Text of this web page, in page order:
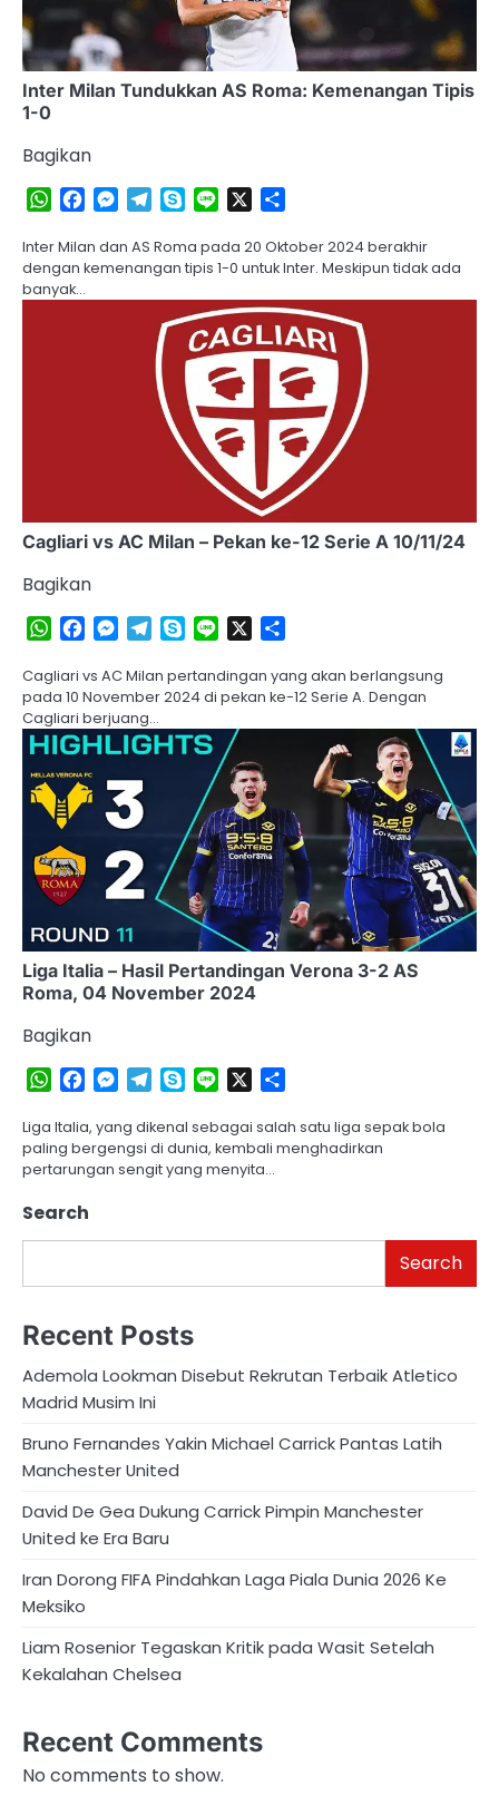
Inter Milan Tundukkan AS Roma: Kemenangan Tipis
1-0
Bagikan
WhatsApp
Facebook
Messenger
Telegram
SkypeLine
Inter Milan dan AS Roma pada 20 Oktober 2024 berakhir
dengan kemenangan tipis 1-0 untuk Inter. Meskipun tidak ada
banyak…
Cagliari vs AC Milan – Pekan ke-12 Serie A 10/11/24
Bagikan
WhatsApp
Facebook
Messenger
Telegram
SkypeLine
Cagliari vs AC Milan pertandingan yang akan berlangsung
pada 10 November 2024 di pekan ke-12 Serie A. Dengan
Cagliari berjuang…
Liga Italia – Hasil Pertandingan Verona 3-2 AS
Roma, 04 November 2024
Bagikan
WhatsApp
Facebook
Messenger
Telegram
SkypeLine
Liga Italia, yang dikenal sebagai salah satu liga sepak bola
paling bergengsi di dunia, kembali menghadirkan
pertarungan sengit yang menyita…
Search
Search
Recent Posts
Ademola Lookman Disebut Rekrutan Terbaik Atletico
Madrid Musim Ini
Bruno Fernandes Yakin Michael Carrick Pantas Latih
Manchester United
David De Gea Dukung Carrick Pimpin Manchester
United ke Era Baru
Iran Dorong FIFA Pindahkan Laga Piala Dunia 2026 Ke
Meksiko
Liam Rosenior Tegaskan Kritik pada Wasit Setelah
Kekalahan Chelsea
Recent Comments
No comments to show.